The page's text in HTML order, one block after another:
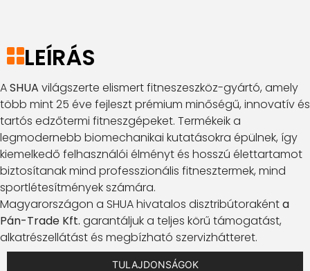
LEÍRÁS
ASHUA világszerte elismert fitneszeszköz-gyártó, amely
több mint 25 éve fejleszt prémium minőségű, innovatív és
tartós edzőtermi fitneszgépeket. Termékeik a
legmodernebb biomechanikai kutatásokra épülnek, így
kiemelkedő felhasználói élményt és hosszú élettartamot
biztosítanak mind professzionális fitnesztermek, mind
sportlétesítmények számára.
Magyarországon a SHUA hivatalos disztribútorakénta
Pán-Trade Kft. garantáljuk a teljes körű támogatást,
alkatrészellátást és megbízható szervizhátteret.
TULAJDONSÁGOK